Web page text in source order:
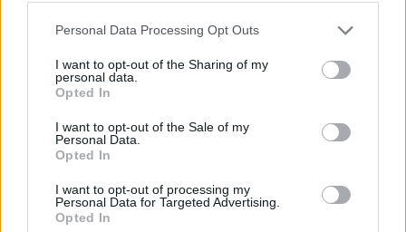
Please note that this website/app uses one or more Google
not limited to your visit or usage behaviour. You may click to
grant or deny consent to Google and its third-party tags to
use your data for below specified purposes in below Google
consent section.
Personal Data Processing Opt Outs
I want to opt-out of the Sharing of my
personal data.
Opted In
I want to opt-out of the Sale of my
Personal Data.
Opted In
I want to opt-out of processing my
Personal Data for Targeted Advertising.
Opted In
Κάνε like στην σελίδα του Gazzetta.gr/plus
στο Facebook για να είσαι ενημερωμένος για
ΟΛΑ!
«Έχω εννέα ψηφοφόρους στην οικογένειά μου και
δεν με ψήφισε κανείς. Όλοι μου οι γείτονες είχαν